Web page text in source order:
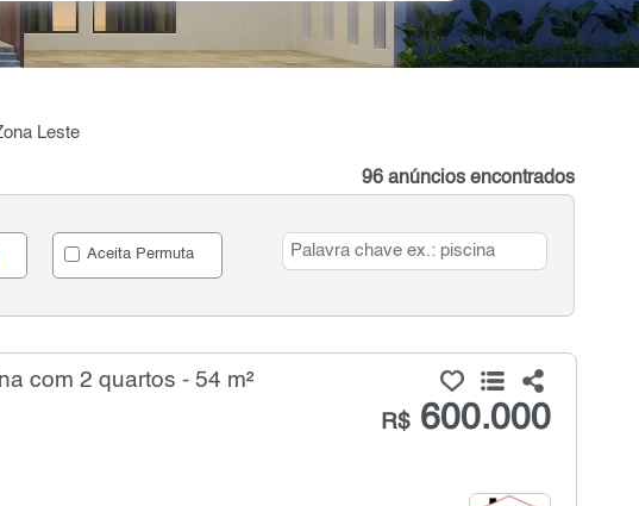
Leste
96 anúncios encontrados
Aceita Permuta
com 2 quartos - 54 m²
R$600.000